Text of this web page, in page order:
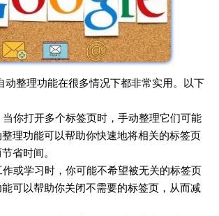
动整理功能在很多情况下都非常实用。以下
你打开多个标签页时，手动整理它们可能
理功能可以帮助你快速地将相关的标签页
省时间。
或学习时，你可能不希望被无关的标签页
可以帮助你关闭不需要的标签页，从而减